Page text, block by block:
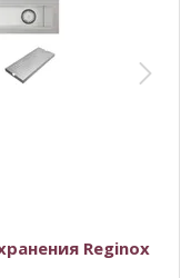
Reginox